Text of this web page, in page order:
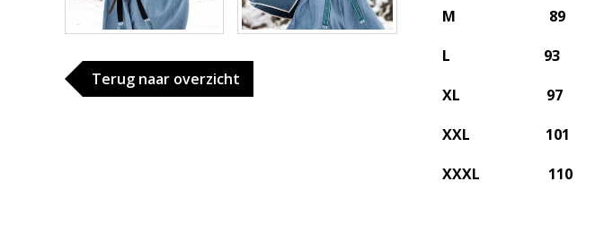
Terug naar overzicht
M 89
L 93
XL 97
XXL
XXXL